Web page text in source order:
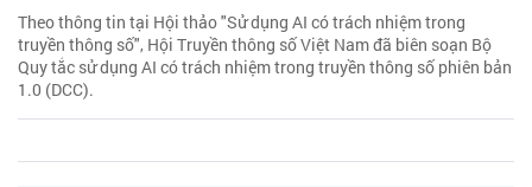
Theo thông tin tại Hội thảo "Sử dụng AI có trách nhiệm trong
truyền thông số", Hội Truyền thông số Việt Nam đã biên soạn Bộ
Quy tắc sử dụng AI có trách nhiệm trong truyền thông số phiên bản
1.0 (DCC).